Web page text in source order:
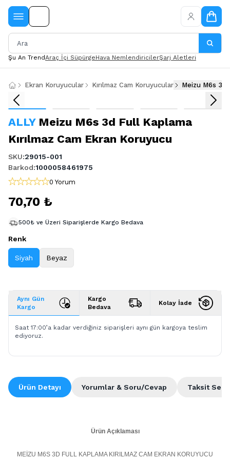
Şu An TrendAraç İçi SüpürgeHava NemlendiricilerŞarj Aletleri
Ekran Koruyucular Kırılmaz Cam Koruyucular Meizu M6s 3d
ALLY Meizu M6s 3d Full Kaplama
Kırılmaz Cam Ekran Koruyucu
SKU:29015-001
Barkod:1000058461975
0 Yorum
70,70 ₺
500₺ ve Üzeri Siparişlerde Kargo Bedava
Renk
Siyah Beyaz
Aynı Gün
Kargo
Kargo
Bedava
Kolay İade
Saat 17:00’a kadar verdiğiniz siparişleri aynı gün kargoya teslim
ediyoruz.
Ürün Detayı Taksit
Yorumlar & Soru/Cevap
Ürün Açıklaması
MEİZU M6S 3D FULL KAPLAMA KIRILMAZ CAM EKRAN KORUYUCU